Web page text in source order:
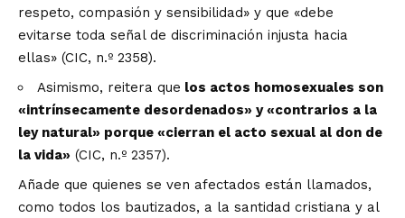
respeto, compasión y sensibilidad» y que «debe
evitarse toda señal de discriminación injusta hacia
ellas» (CIC, n.º 2358).
Asimismo, reitera que los actos homosexuales son
«intrínsecamente desordenados» y «contrarios a la
ley natural» porque «cierran el acto sexual al don de
la vida» (CIC, n.º 2357).
Añade que quienes se ven afectados están llamados,
como todos los bautizados, a la santidad cristiana y al